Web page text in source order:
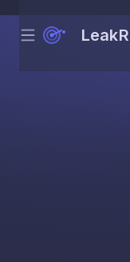
Menu